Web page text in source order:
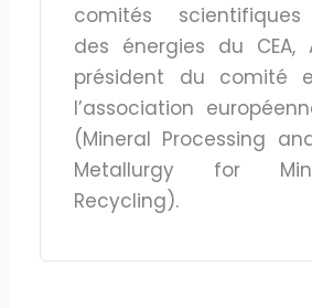
comités
des énergies du CEA,
président du comité
l’association
(Mineral Processing
Metallurgy for
Recycling).